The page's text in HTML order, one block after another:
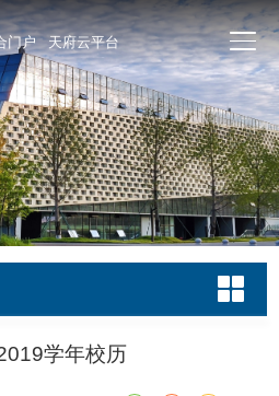
门户 天府云平台
学年校历